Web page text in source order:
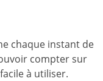
chaque instant de
compter sur
à utiliser.